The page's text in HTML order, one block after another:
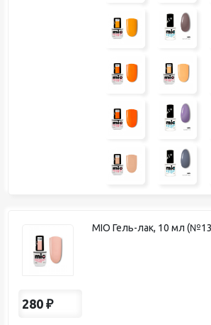
MIO Гель-лак, 10 мл
280 ₽